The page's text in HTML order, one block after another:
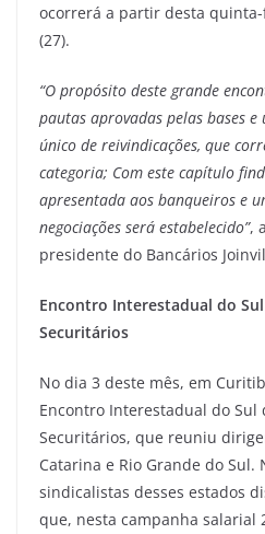
ocorrerá a partir desta
(27).
“O propósito deste grande
pautas aprovadas pelas bases
único de reivindicações, que
categoria; Com este capítulo
apresentada aos banqueiros e
negociações será estabelecido”,
presidente do Bancários
Encontro Interestadual do
Securitários
No dia 3 deste mês, em
Encontro Interestadual do Sul
Securitários, que reuniu
Catarina e Rio Grande do Sul.
sindicalistas desses estados
que, nesta campanha salarial